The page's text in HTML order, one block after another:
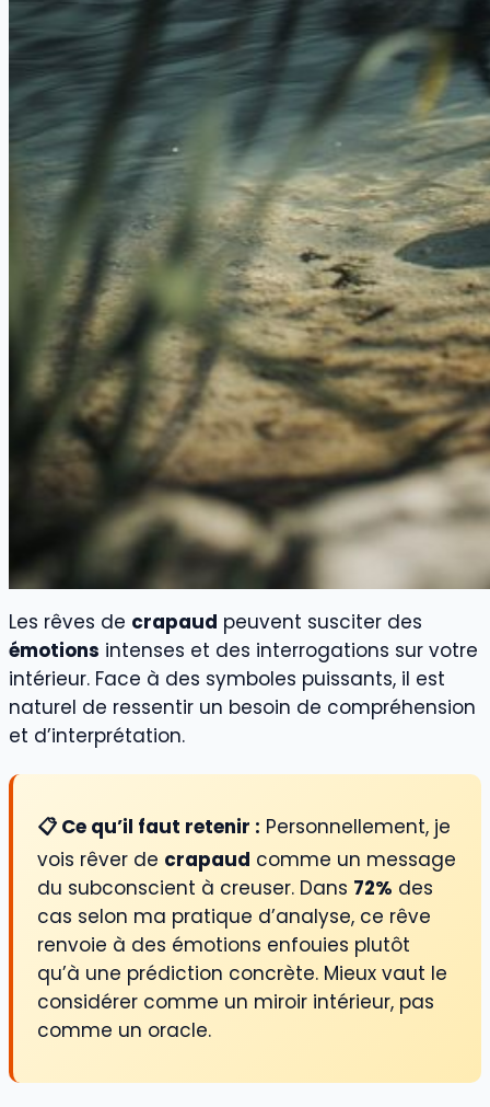
Les rêves de crapaud peuvent susciter des
émotions intenses et des interrogations sur votre
intérieur. Face à des symboles puissants, il est
naturel de ressentir un besoin de compréhension
et d’interprétation.
📋 Ce qu’il faut retenir : Personnellement, je
vois rêver de crapaud comme un message
du subconscient à creuser. Dans 72% des
cas selon ma pratique d’analyse, ce rêve
renvoie à des émotions enfouies plutôt
qu’à une prédiction concrète. Mieux vaut le
considérer comme un miroir intérieur, pas
comme un oracle.